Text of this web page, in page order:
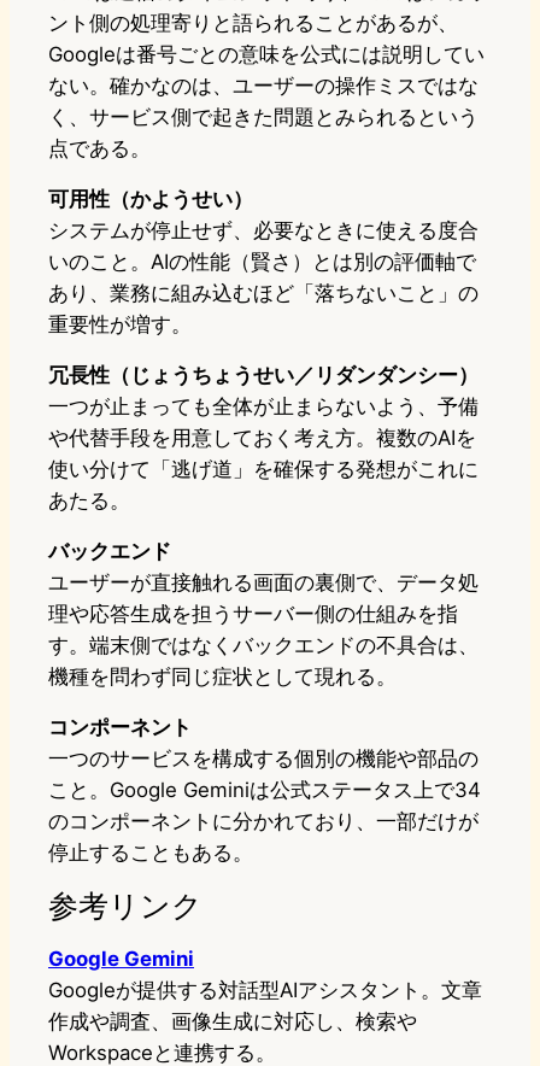
ント側の処理寄りと語られることがあるが、
Googleは番号ごとの意味を公式には説明してい
ない。確かなのは、ユーザーの操作ミスではな
く、サービス側で起きた問題とみられるという
点である。
可用性（かようせい）
システムが停止せず、必要なときに使える度合
いのこと。AIの性能（賢さ）とは別の評価軸で
あり、業務に組み込むほど「落ちないこと」の
重要性が増す。
冗長性（じょうちょうせい／リダンダンシー）
一つが止まっても全体が止まらないよう、予備
や代替手段を用意しておく考え方。複数のAIを
使い分けて「逃げ道」を確保する発想がこれに
あたる。
バックエンド
ユーザーが直接触れる画面の裏側で、データ処
理や応答生成を担うサーバー側の仕組みを指
す。端末側ではなくバックエンドの不具合は、
機種を問わず同じ症状として現れる。
コンポーネント
一つのサービスを構成する個別の機能や部品の
こと。Google Geminiは公式ステータス上で34
のコンポーネントに分かれており、一部だけが
停止することもある。
参考リンク
Google Gemini
Googleが提供する対話型AIアシスタント。文章
作成や調査、画像生成に対応し、検索や
Workspaceと連携する。